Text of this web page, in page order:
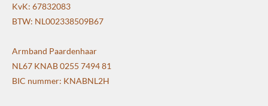
KvK: 67832083
BTW: NL002338509B67
Armband Paardenhaar
NL67 KNAB 0255 7494 81
BIC nummer: KNABNL2H